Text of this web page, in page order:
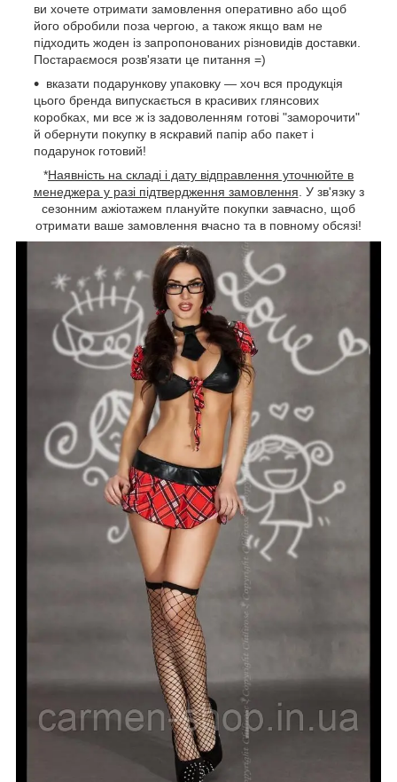
ви хочете отримати замовлення оперативно або щоб
його обробили поза чергою, а також якщо вам не
підходить жоден із запропонованих різновидів доставки.
Постараємося розв'язати це питання =)
вказати подарункову упаковку — хоч вся продукція
цього бренда випускається в красивих глянсових
коробках, ми все ж із задоволенням готові "заморочити"
й обернути покупку в яскравий папір або пакет і
подарунок готовий!
*Наявність на складі і дату відправлення уточнюйте в
менеджера у разі підтвердження замовлення . У зв'язку з
сезонним ажіотажем плануйте покупки завчасно, щоб
отримати ваше замовлення вчасно та в повному обсязі!